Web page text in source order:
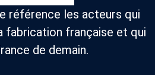
référence les acteurs qui
fabrication française et qui
de demain.